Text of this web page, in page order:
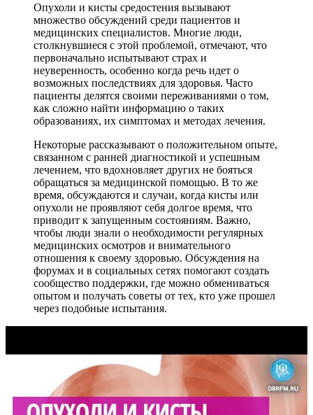
Опухоли и кисты средостения вызывают
множество обсуждений среди пациентов и
медицинских специалистов. Многие люди,
столкнувшиеся с этой проблемой, отмечают, что
первоначально испытывают страх и
неуверенность, особенно когда речь идет о
возможных последствиях для здоровья. Часто
пациенты делятся своими переживаниями о том,
как сложно найти информацию о таких
образованиях, их симптомах и методах лечения.
Некоторые рассказывают о положительном опыте,
связанном с ранней диагностикой и успешным
лечением, что вдохновляет других не бояться
обращаться за медицинской помощью. В то же
время, обсуждаются и случаи, когда кисты или
опухоли не проявляют себя долгое время, что
приводит к запущенным состояниям. Важно,
чтобы люди знали о необходимости регулярных
медицинских осмотров и внимательного
отношения к своему здоровью. Обсуждения на
форумах и в социальных сетях помогают создать
сообщество поддержки, где можно обмениваться
опытом и получать советы от тех, кто уже прошел
через подобные испытания.